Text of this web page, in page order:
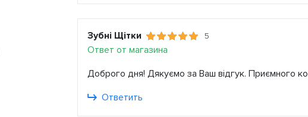
Зубні Щітки 5
Ответ от магазина
Доброго дня! Дякуємо за Ваш відгук. Приємного
Ответить